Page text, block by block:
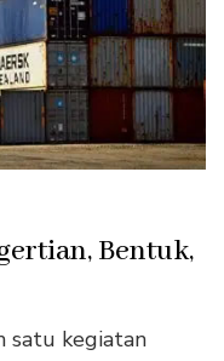
Bentuk,
satu kegiatan